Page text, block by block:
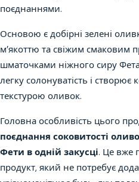
поєднаннями.
Основою є добірні зелені
м’якоттю та свіжим смаковим
шматочками ніжного сиру
легку солонуватість і створює
текстурою оливок.
Головна особливість цього
поєднання соковитості
Фети в одній закусці. Це вже
продукт, який не потребує